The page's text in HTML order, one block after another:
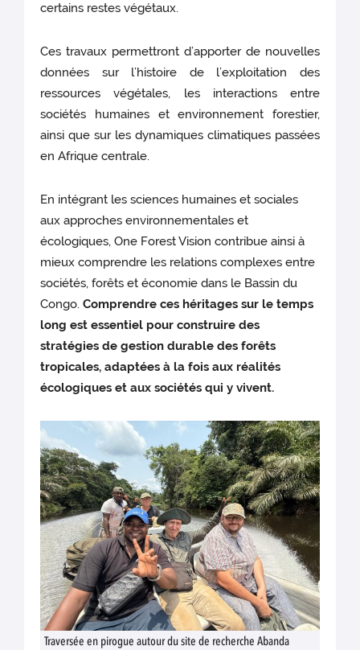
certains restes végétaux.
Ces travaux permettront d’apporter de nouvelles
données sur l’histoire de l’exploitation des
ressources végétales, les interactions entre
sociétés humaines et environnement forestier,
ainsi que sur les dynamiques climatiques passées
en Afrique centrale.
En intégrant les sciences humaines et sociales
aux approches environnementales et
écologiques, One Forest Vision contribue ainsi à
mieux comprendre les relations complexes entre
sociétés, forêts et économie dans le Bassin du
Congo.Comprendre ces héritages sur le temps
long est essentiel pour construire des
stratégies de gestion durable des forêts
tropicales, adaptées à la fois aux réalités
écologiques et aux sociétés qui y vivent.
Traversée en pirogue autour du site de recherche Abanda